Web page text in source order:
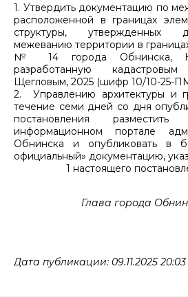
1. Утвердить документацию по
расположенной в границах
структуры, утвержденных
межеванию территории в
№ 14 города Обнинска,
разработанную
Щегловым, 2025 (шифр 10/10-25-
2. Управлению архитектуры и
течение семи дней со дня
постановления
информационном портале
Обнинска и опубликовать в
официальный» документацию,
1 настоящего
Глава города
Дата публикации: 09.11.2025 20:03